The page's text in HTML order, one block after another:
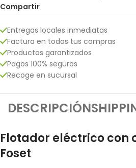
Compartir
Entregas locales inmediatas
Factura en todas tus compras
Productos garantizados
Pagos 100% seguros
Recoge en sucursal
DESCRIPCIÓN
Flotador eléctrico con
Foset